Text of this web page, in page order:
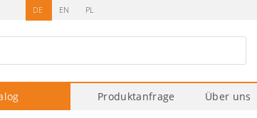
DE EN PL
Produktanfrage Über uns